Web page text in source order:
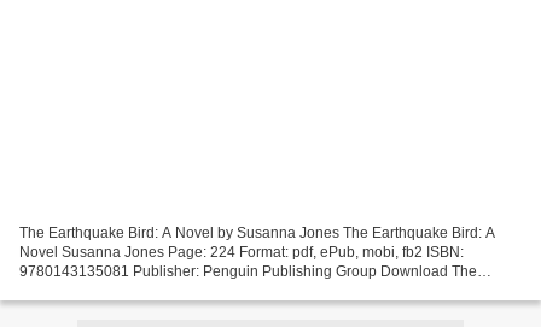
The Earthquake Bird: A Novel by Susanna Jones The Earthquake Bird: A
Novel Susanna Jones Page: 224 Format: pdf, ePub, mobi, fb2 ISBN:
9780143135081 Publisher: Penguin Publishing Group Download The